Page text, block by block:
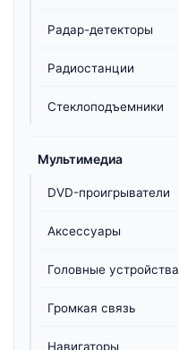
Радар-детекторы
Радиостанции
Стеклоподъемники
Мультимедиа
DVD-проигрыватели
Аксессуары
Головные устройства
Громкая связь
Навигаторы